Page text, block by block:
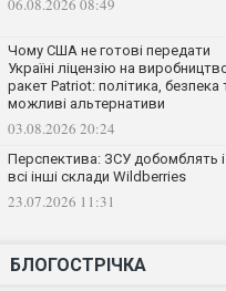
06.08.2026 08:49
Чому США не готові передати
Україні ліцензію на
ракет Patriot: політика, безпека
можливі альтернативи
03.08.2026 20:24
Перспектива: ЗСУ добомблять і
всі інші склади Wildberries
23.07.2026 11:31
БЛОГОСТРІЧКА